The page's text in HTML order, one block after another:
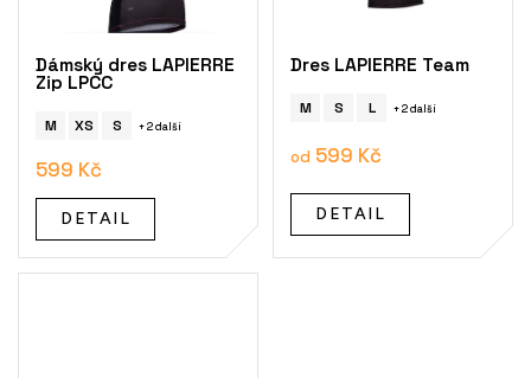
Dámský dres LAPIERRE
Zip LPCC
M XS S + 2 další
599 Kč
DETAIL
Dres LAPIERRE Team
M S L + 2 další
od 599 Kč
DETAIL